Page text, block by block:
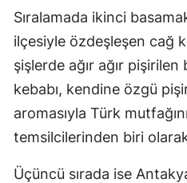
Sıralamada ikinci
ilçesiyle özdeşleşen cağ
şişlerde ağır ağır
kebabı, kendine özgü
aromasıyla Türk
temsilcilerinden biri olarak
Üçüncü sırada ise